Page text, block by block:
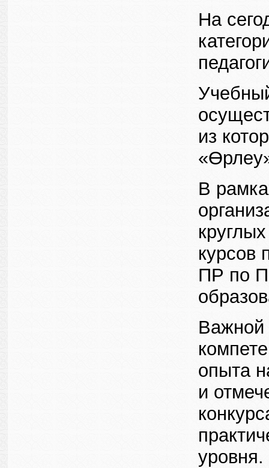
На
из
В
ПР по
Важной
опыта
и
уровня.